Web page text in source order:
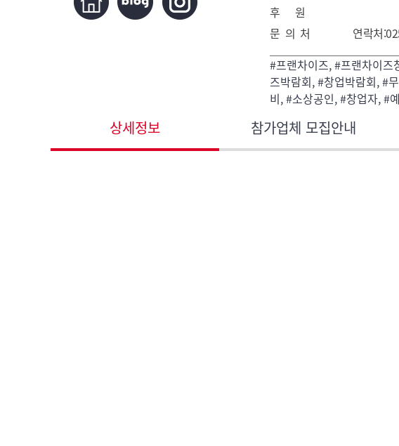
후 원
문 의 처
연락처
#프랜차이즈, #프랜차이즈
즈박람회, #창업박람회, #
비, #소상공인, #창업자, #
상세정보 참가업체 모집안내